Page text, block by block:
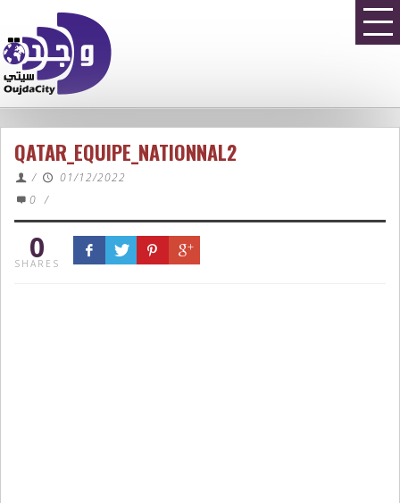
QATAR_EQUIPE_NATIONNAL2
/
01/12/2022
0 /
0
SHARES